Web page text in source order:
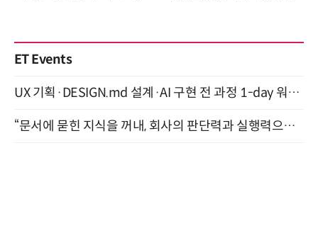
ET Events
UX 기획·DESIGN.md 설계·AI 구현 전 과정 1-day 워크숍 with Claude Code·Codex 9월 15일 개최
“문서에 묻힌 지식을 꺼내, 회사의 판단력과 실행력으로 바꾸다” (8/20)